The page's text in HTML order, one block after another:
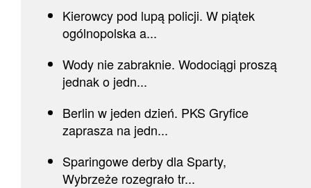
Kierowcy pod lupą policji. W piątek
ogólnopolska a...
Wody nie zabraknie. Wodociągi proszą
jednak o jedn...
Berlin w jeden dzień. PKS Gryfice
zaprasza na jedn...
Sparingowe derby dla Sparty,
Wybrzeże rozegrało tr...